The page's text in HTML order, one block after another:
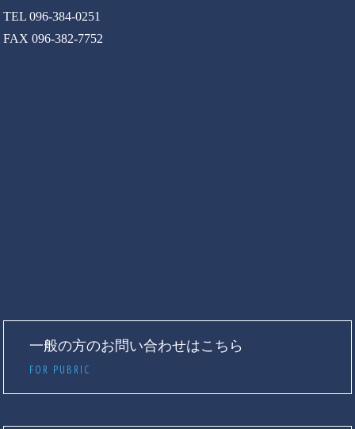
TEL 096-384-0251
FAX 096-382-7752
一般の方のお問い合わせはこちら
FOR PUBRIC